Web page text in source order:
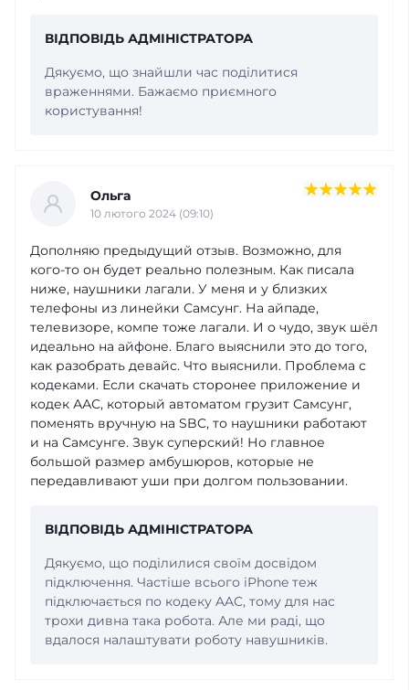
ВІДПОВІДЬ АДМІНІСТРАТОРА
Дякуємо, що знайшли час поділитися
враженнями. Бажаємо приємного
користування!
Ольга
10 лютого 2024 (09:10)
Дополняю предыдущий отзыв. Возможно, для
кого-то он будет реально полезным. Как писала
ниже, наушники лагали. У меня и у близких
телефоны из линейки Самсунг. На айпаде,
телевизоре, компе тоже лагали. И о чудо, звук шёл
идеально на айфоне. Благо выяснили это до того,
как разобрать девайс. Что выяснили. Проблема с
кодеками. Если скачать сторонее приложение и
кодек ААС, который автоматом грузит Самсунг,
поменять вручную на SBC, то наушники работают
и на Самсунге. Звук суперский! Но главное
большой размер амбушюров, которые не
передавливают уши при долгом пользовании.
ВІДПОВІДЬ АДМІНІСТРАТОРА
Дякуємо, що поділилися своїм досвідом
підключення. Частіше всього iPhone теж
підключається по кодеку AAC, тому для нас
трохи дивна така робота. Але ми раді, що
вдалося налаштувати роботу навушників.